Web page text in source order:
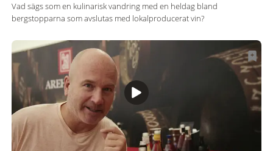
Vad sägs som en kulinarisk vandring med en heldag bland
bergstopparna som avslutas med lokalproducerat vin?